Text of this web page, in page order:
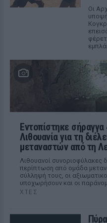
Οι
Εντοπίστηκε
Λιθουανία για τη
μεταναστών από τη
Λιθουανοί συνοριοφύλακες
περίπτωση από ομάδα
σύλληψή τους, οι
υποχωρήσουν και οι
ΧΤΕΣ